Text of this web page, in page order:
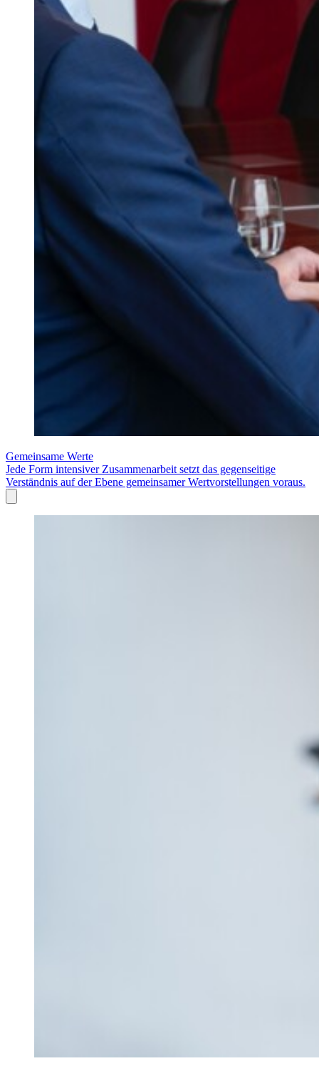
Gemeinsame Werte
Jede Form intensiver Zusammenarbeit setzt das gegenseitige
Verständnis auf der Ebene gemeinsamer Wertvorstellungen voraus.